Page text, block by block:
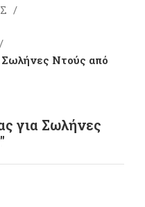
Ντούς από
για Σωλήνες